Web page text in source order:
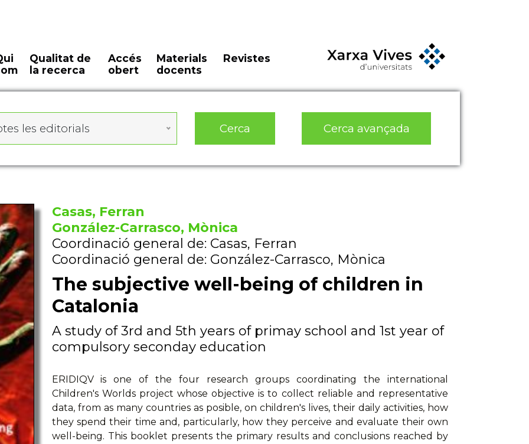
Qualitat de
la recerca
Accés
obert
Materials
docents
Revistes
les editorials Cerca Cerca avançada
Casas, Ferran
González-Carrasco, Mònica
Coordinació general de: Casas, Ferran
Coordinació general de: González-Carrasco, Mònica
The subjective well-being of children in
Catalonia
A study of 3rd and 5th years of primay school and 1st year of
compulsory seconday education
ERIDIQV is one of the four research groups coordinating the international
Children's Worlds project whose objective is to collect reliable and representative
data, from as many countries as posible, on children's lives, their daily activities, how
they spend their time and, particularly, how they perceive and evaluate their own
well-being. This booklet presents the primary results and conclusions reached by